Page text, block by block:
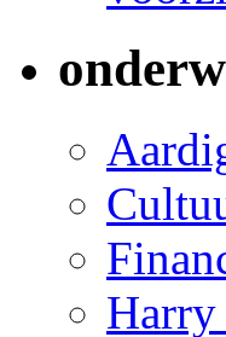
Harry